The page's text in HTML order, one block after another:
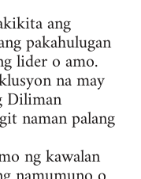
ang
pakahulugan
lider o amo.
na may
Diliman
naman palang
ng kawalan